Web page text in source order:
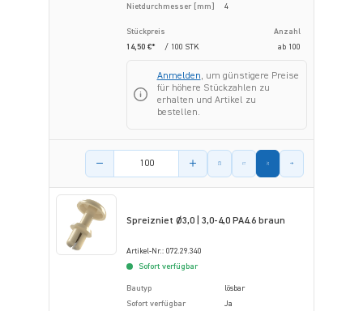
Nietdurchmesser [mm]
4
Stückpreis
Anzahl
14,50 €*
/ 100 STK ab 100
Anmelden, um günstigere Preise
für höhere Stückzahlen zu
erhalten und Artikel zu
bestellen.
Menge des Artikels
Spreizniet Ø3,0 | 3,0-4,0 PA4.6 braun
Artikel-Nr.: 072.29.340
Sofort verfügbar
Bautyp
lösbar
Sofort verfügbar
Ja